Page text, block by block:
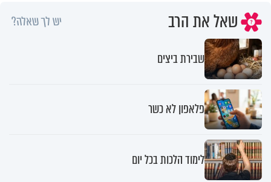
שאל את הרב יש לך שאלה?
שבירת ביצים
פלאפון לא כשר
לימוד הלכות בכל יום